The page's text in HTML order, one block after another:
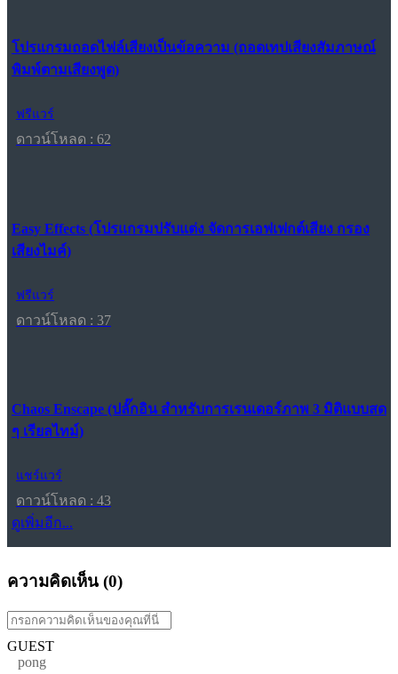
โปรแกรมถอดไฟล์เสียงเป็นข้อความ (ถอดเทปเสียงสัมภาษณ์
พิมพ์ตามเสียงพูด)
ฟรีแวร์
ดาวน์โหลด : 62
Easy Effects (โปรแกรมปรับแต่ง จัดการเอฟเฟกต์เสียง กรอง
เสียงไมค์)
ฟรีแวร์
ดาวน์โหลด : 37
Chaos Enscape (ปลั๊กอิน สำหรับการเรนเดอร์ภาพ 3 มิติแบบสด
ๆ เรียลไทม์)
แชร์แวร์
ดาวน์โหลด : 43
ดูเพิ่มอีก...
ความคิดเห็น (0)
GUEST
pong